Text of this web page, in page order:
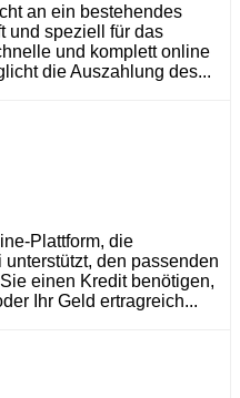
an ein bestehendes
und speziell für das
und komplett online
die Auszahlung des...
Plattform, die
den passenden
einen Kredit benötigen,
Ihr Geld ertragreich...